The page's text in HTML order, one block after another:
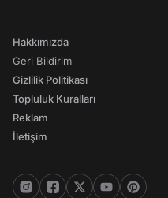
Hakkımızda
Geri Bildirim
Gizlilik Politikası
Topluluk Kuralları
Reklam
İletişim